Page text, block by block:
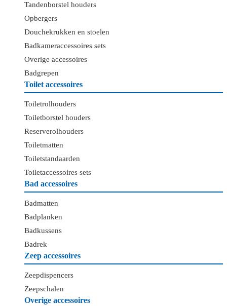
Tandenborstel houders
Opbergers
Douchekrukken en stoelen
Badkameraccessoires sets
Overige accessoires
Badgrepen
Toilet accessoires
Toiletrolhouders
Toiletborstel houders
Reserverolhouders
Toiletmatten
Toiletstandaarden
Toiletaccessoires sets
Bad accessoires
Badmatten
Badplanken
Badkussens
Badrek
Zeep accessoires
Zeepdispencers
Zeepschalen
Overige accessoires